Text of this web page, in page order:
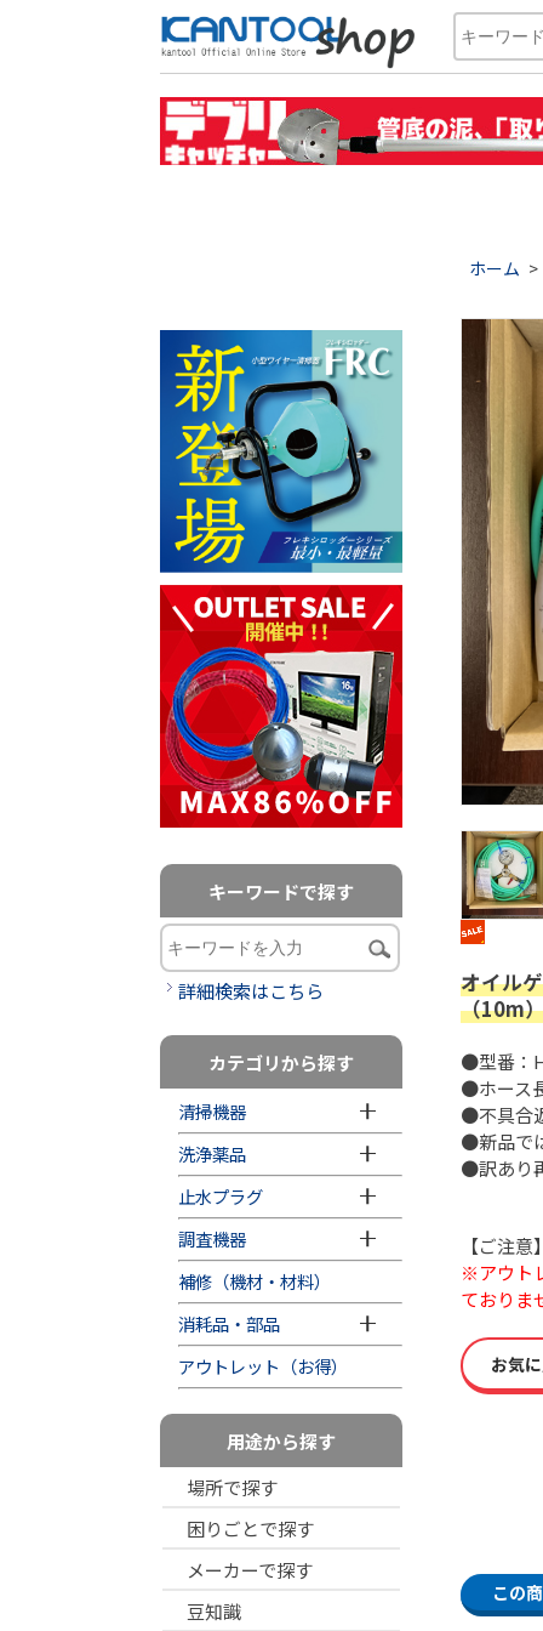
ホーム >
オイル
（10m
●型番：
●ホース
●不具合
●新品で
●訳あり
【ご注意
※アウト
ておりま
お気
この
キーワードで探す
詳細検索はこちら
カテゴリから探す
清掃機器
洗浄薬品
止水プラグ
調査機器
補修（機材・材料）
消耗品・部品
アウトレット（お得）
用途から探す
場所で探す
困りごとで探す
メーカーで探す
豆知識